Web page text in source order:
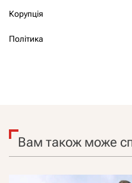
Корупція
Політика
Вам також може